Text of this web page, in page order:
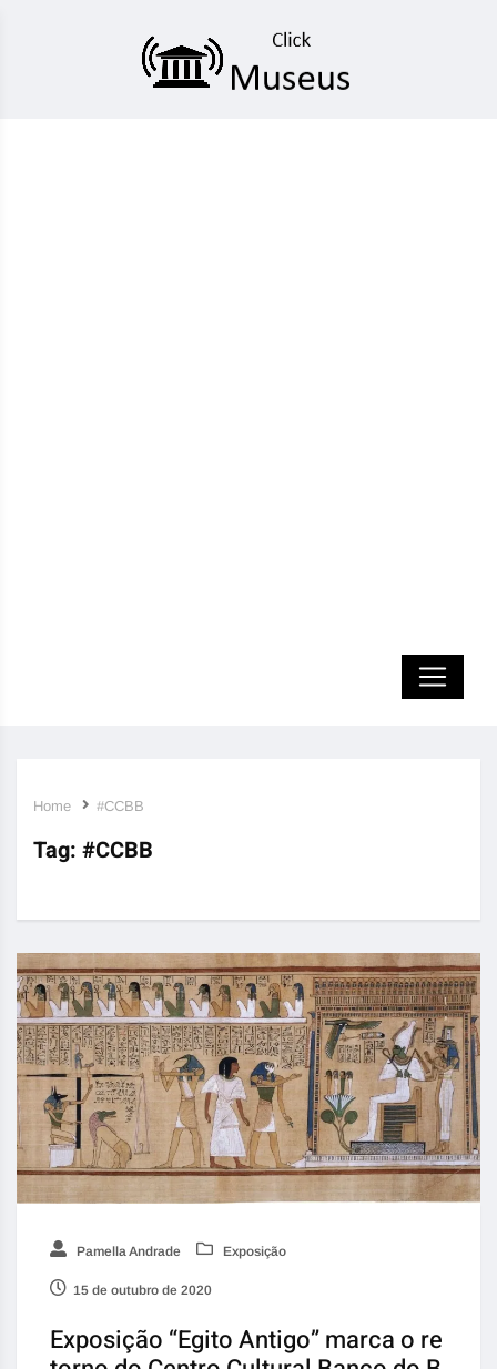
Home #CCBB
Tag: #CCBB
Pamella Andrade Exposição
15 de outubro de 2020
Exposição “Egito Antigo” marca o re